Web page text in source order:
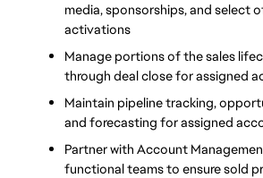
media, sponsorships, and select
activations
Manage portions of the sales
through deal close for assigned
Maintain pipeline tracking,
and forecasting for assigned
Partner with Account
functional teams to ensure sold